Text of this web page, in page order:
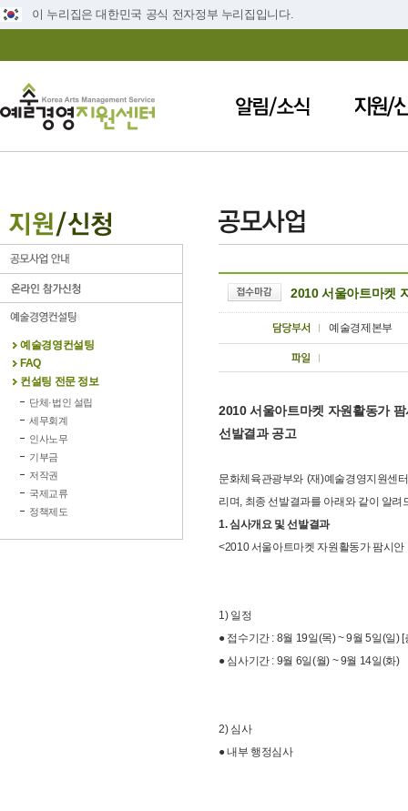
이 누리집은 대한민국 공식 전자정부 누리집입니다.
예술경영컨설팅
FAQ
컨설팅 전문 정보
단체·법인 설립
세무회계
인사노무
기부금
저작권
국제교류
정책제도
2010 서울아트마켓
예술경제본부
2010 서울아트마켓 자원활동가
선발결과 공고
문화체육관광부와 (재)예술경영지원센
리며, 최종 선발결과를 아래와 같이 알려
1. 심사개요 및 선발결과
<2010 서울아트마켓 자원활동가 팜시
1) 일정
● 접수기간 : 8월 19일(목) ~ 9월 5일(일) [
● 심사기간 : 9월 6일(월) ~ 9월 14일(화)
2) 심사
● 내부 행정심사